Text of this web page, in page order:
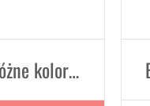
Koszyk na bidon Trek prawy - różne kolory (eco friendly)